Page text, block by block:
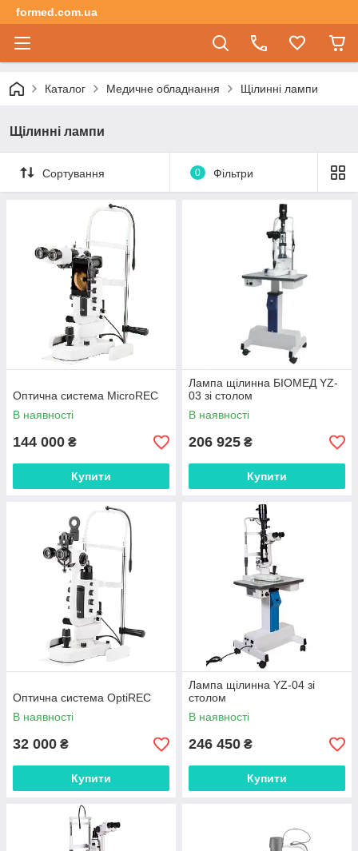
formed.com.ua
Каталог Медичне обладнання Щілиннi лампи
Щілиннi лампи
Сортування 0 Фільтри
Оптична система MicroREC
В наявності
144 000 ₴
Купити
Лампа щілинна БІОМЕД YZ-
03 зі столом
В наявності
206 925 ₴
Купити
Оптична система OptiREC
В наявності
32 000 ₴
Купити
Лампа щілинна YZ-04 зі
столом
В наявності
246 450 ₴
Купити